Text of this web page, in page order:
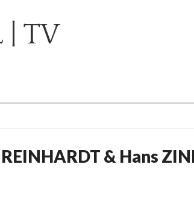
| TV
& Hans